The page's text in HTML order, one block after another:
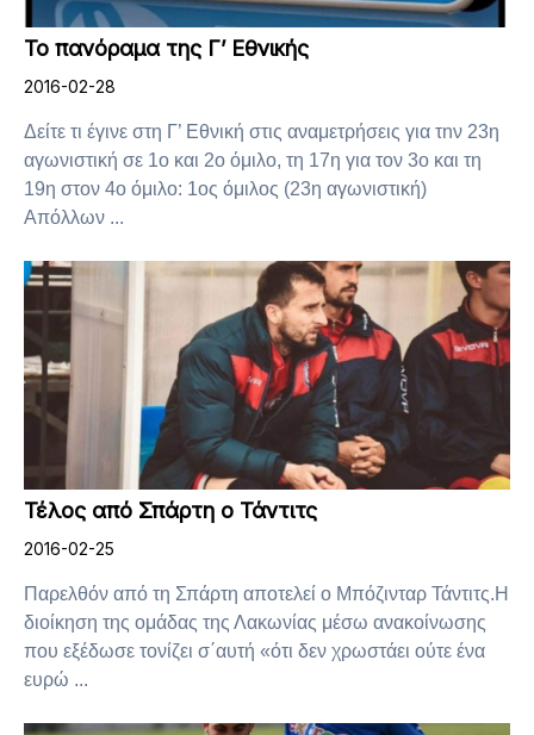
Το πανόραμα της Γ’ Εθνικής
2016-02-28
Δείτε τι έγινε στη Γ’ Εθνική στις αναμετρήσεις για τnν 23η
αγωνιστική σε 1ο και 2ο όμιλο, τη 17η για τον 3ο και τη
19η στον 4ο όμιλο: 1ος όμιλος (23η αγωνιστική)
Απόλλων ...
Τέλος από Σπάρτη ο Τάντιτς
2016-02-25
Παρελθόν από τη Σπάρτη αποτελεί ο Μπόζινταρ Τάντιτς.Η
διοίκηση της ομάδας της Λακωνίας μέσω ανακοίνωσης
που εξέδωσε τονίζει σ΄αυτή «ότι δεν χρωστάει ούτε ένα
ευρώ ...